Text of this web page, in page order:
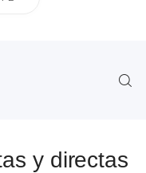
y directas